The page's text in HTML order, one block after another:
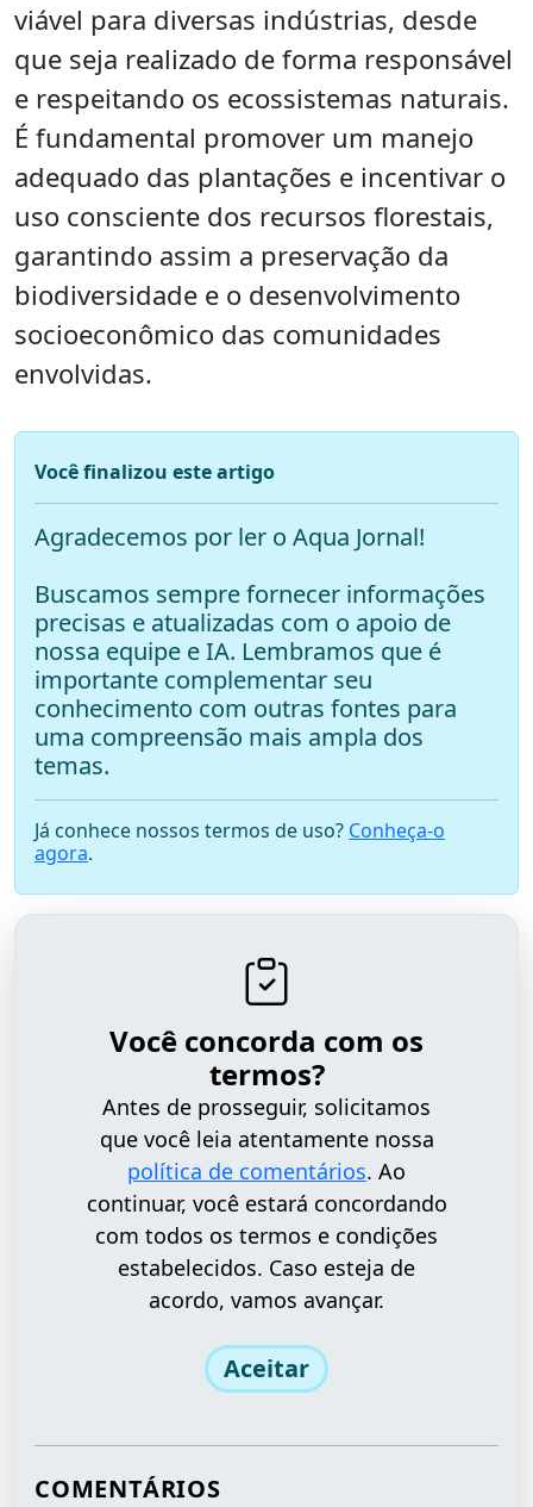
viável para diversas indústrias, desde
que seja realizado de forma responsável
e respeitando os ecossistemas naturais.
É fundamental promover um manejo
adequado das plantações e incentivar o
uso consciente dos recursos florestais,
garantindo assim a preservação da
biodiversidade e o desenvolvimento
socioeconômico das comunidades
envolvidas.
Você finalizou este artigo
Agradecemos por ler o Aqua Jornal!
Buscamos sempre fornecer informações
precisas e atualizadas com o apoio de
nossa equipe e IA. Lembramos que é
importante complementar seu
conhecimento com outras fontes para
uma compreensão mais ampla dos
temas.
Já conhece nossos termos de uso? Conheça-o
agora.
Você concorda com os
termos?
Antes de prosseguir, solicitamos
que você leia atentamente nossa
política de comentários. Ao
continuar, você estará concordando
com todos os termos e condições
estabelecidos. Caso esteja de
acordo, vamos avançar.
Aceitar
COMENTÁRIOS